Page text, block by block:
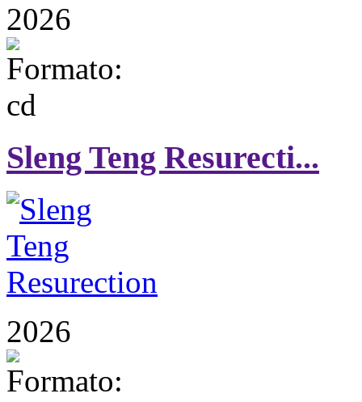
2026
Sleng Teng Resurecti...
2026